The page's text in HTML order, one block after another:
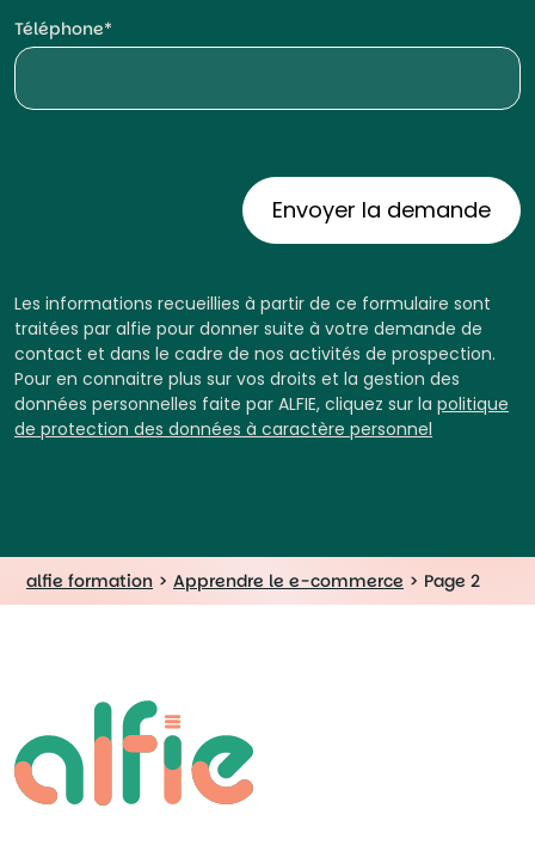
Téléphone
Les informations recueillies à partir de ce formulaire sont
traitées par alfie pour donner suite à votre demande de
contact et dans le cadre de nos activités de prospection.
Pour en connaitre plus sur vos droits et la gestion des
données personnelles faite par ALFIE, cliquez sur la politique
de protection des données à caractère personnel
alfie formation > Apprendre le e-commerce > Page 2